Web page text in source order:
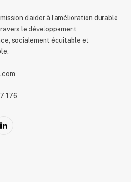
d’aider à l’amélioration durable
le développement
socialement équitable et
176
LinkedIn